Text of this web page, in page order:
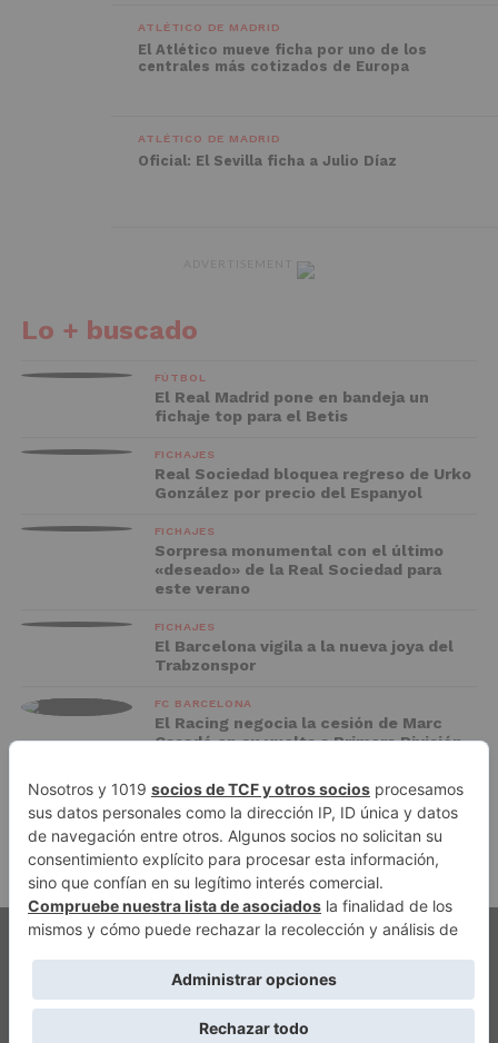
ATLÉTICO DE MADRID
El Atlético mueve ficha por uno de los
centrales más cotizados de Europa
ATLÉTICO DE MADRID
Oficial: El Sevilla ficha a Julio Díaz
Lo + buscado
FÚTBOL
El Real Madrid pone en bandeja un
fichaje top para el Betis
FICHAJES
Real Sociedad bloquea regreso de Urko
González por precio del Espanyol
FICHAJES
Sorpresa monumental con el último
«deseado» de la Real Sociedad para
este verano
FICHAJES
El Barcelona vigila a la nueva joya del
Trabzonspor
FC BARCELONA
El Racing negocia la cesión de Marc
Casadó en su vuelta a Primera División
ADVERTISEMENT
AVISO LEGAL POLÍTICA DE PRIVACIDAD
CONTACTO
POLÍTICA EDITORIAL
QUIÉNES SOMOS
ACCESO REDACCIÓN